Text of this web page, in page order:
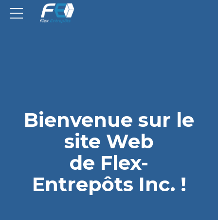
Bienvenue sur le
site Web
de Flex-
Entrepôts Inc. !